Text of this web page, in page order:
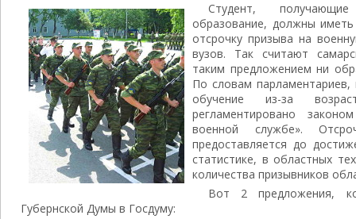
Студент,
образование, должны
отсрочку призыва на
вузов. Так считают
таким предложением ни
По словам парламентариев,
обучение из-за
регламентировано
военной службе».
предоставляется до
статистике, в областных
количества призывников
Вот 2 предложения,
Губернской Думы в Госдуму: